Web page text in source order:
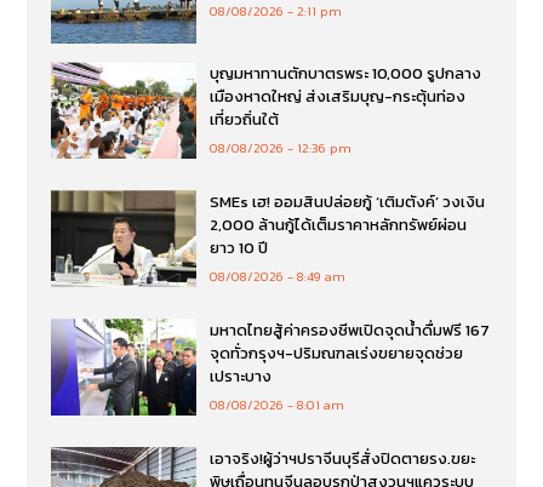
08/08/2026 2:11 pm
บุญมหาทานตักบาตรพระ 10,000 รูปกลาง
เมืองหาดใหญ่ ส่งเสริมบุญ-กระตุ้นท่อง
เที่ยวถิ่นใต้
08/08/2026 12:36 pm
SMEs เฮ! ออมสินปล่อยกู้ ‘เติมตังค์’ วงเงิน
2,000 ล้านกู้ได้เต็มราคาหลักทรัพย์ผ่อน
ยาว 10 ปี
08/08/2026 8:49 am
มหาดไทยสู้ค่าครองชีพเปิดจุดน้ำดื่มฟรี 167
จุดทั่วกรุงฯ-ปริมณฑลเร่งขยายจุดช่วย
เปราะบาง
08/08/2026 8:01 am
เอาจริง!ผู้ว่าฯปราจีนบุรีสั่งปิดตายรง.ขยะ
พิษเถื่อนทุนจีนลอบรุกป่าสงวนฯแควระบบ